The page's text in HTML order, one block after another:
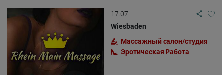
17.07.
Wiesbaden
Массажный салон/студия
Эротическая Pабота